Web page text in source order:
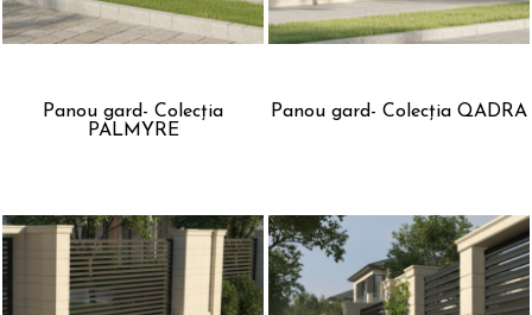
Panou gard- Colecția
PALMYRE
Panou gard- Colecția QADRA